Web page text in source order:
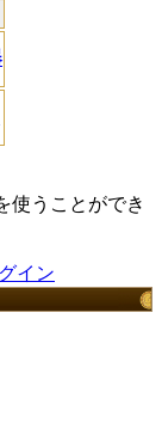
使うことができ
イン